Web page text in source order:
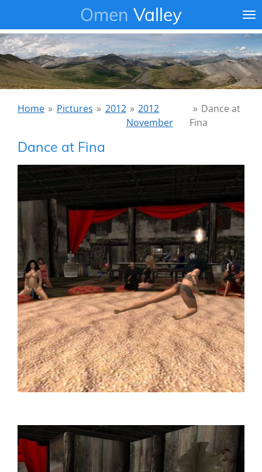
naar
de
hoofdinhoud
Omen Valley
Home » Pictures » 2012 » 2012
November
» Dance at
Fina
Dance at Fina